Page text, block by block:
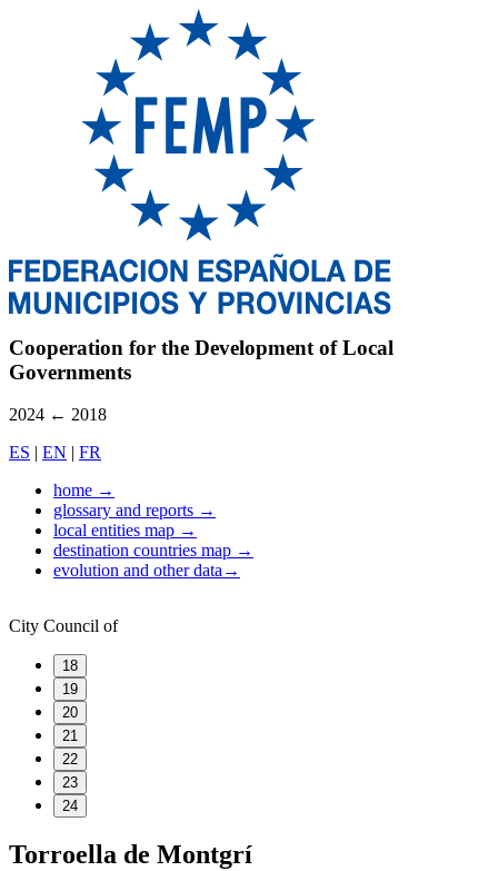
Cooperation for the Development of Local
Governments
2024 ← 2018
ES | EN | FR
home →
glossary and reports →
local entities map →
destination countries map →
evolution and other data→
City Council of
18
19
20
21
22
23
24
Torroella de Montgrí